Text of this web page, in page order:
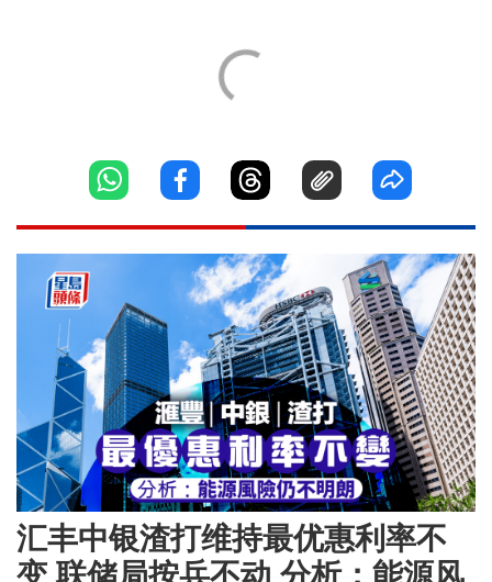
汇丰中银渣打维持最优惠利率不
变 联储局按兵不动 分析：能源风